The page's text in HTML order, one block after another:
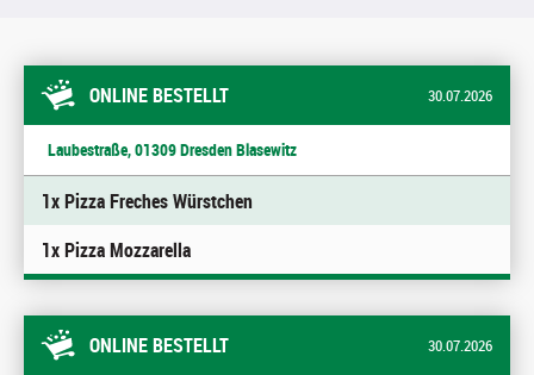
ONLINE BESTELLT 30.07.2026
Laubestraße, 01309 Dresden Blasewitz
1x Pizza Freches Würstchen
1x Pizza Mozzarella
ONLINE BESTELLT 30.07.2026